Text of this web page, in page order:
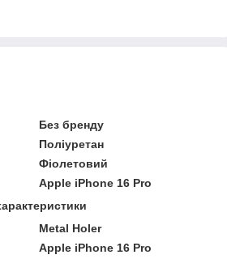
Без бренду
Поліуретан
Фіолетовий
Apple iPhone 16 Pro
Metal Holer
Apple iPhone 16 Pro